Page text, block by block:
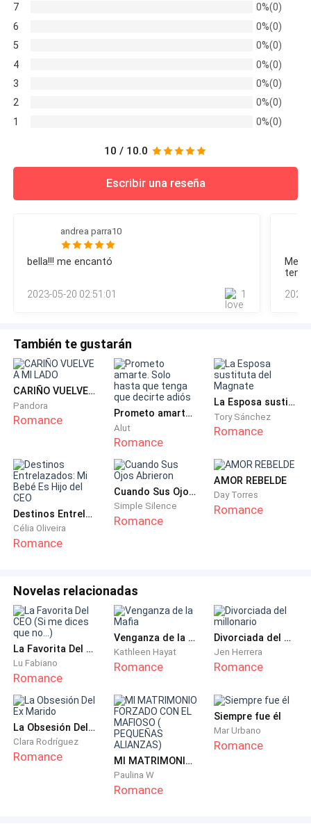
7
0%(0)
6
0%(0)
5
0%(0)
4
0%(0)
3
0%(0)
2
0%(0)
1
0%(0)
10 / 10.0
Escribir una reseña
andrea parra10
bella!!! me encantó
2023-05-20 02:51:01 1
Me
También te gustarán
CARIÑO VUELVE A MI LADO
Pandora
Romance Prometo amarte. Solo hasta que tenga que decirte adiós
Alut
Romance
La Esposa sustituta del Magnate
Tory Sánchez
Romance
Destinos Entrelazados: Mi Bebé Es Hijo del CEO
Célia Oliveira
Romance
Cuando Sus Ojos Abrieron
Simple Silence
Romance
AMOR REBELDE
Day Torres
Romance
Novelas relacionadas
La Favorita Del CEO (Si me dices que no...)
Lu Fabiano
Romance
Venganza de la Mafia
Kathleen Hayat
Romance
Divorciada del millonario
Jen Herrera
Romance
La Obsesión Del Ex Marido
Clara Rodríguez
Romance MI MATRIMONIO FORZADO CON EL MAFIOSO ( PEQUEÑAS ALIANZAS)
Paulina W
Romance
Siempre fue él
Mar Urbano
Romance